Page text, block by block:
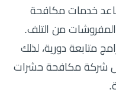
خدمات مكافحة
من التلف.
متابعة دورية، لذلك
شركة مكافحة حشرات